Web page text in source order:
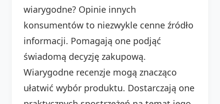
wiarygodne? Opinie innych
konsumentów to niezwykle cenne źródło
informacji. Pomagają one podjąć
świadomą decyzję zakupową.
Wiarygodne recenzje mogą znacząco
ułatwić wybór produktu. Dostarczają one